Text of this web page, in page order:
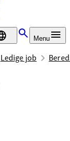
Menu
Ledige job